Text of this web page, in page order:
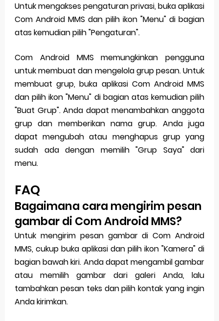
Untuk mengakses pengaturan privasi, buka aplikasi
Com Android MMS dan pilih ikon "Menu" di bagian
atas kemudian pilih "Pengaturan".
Com Android MMS memungkinkan pengguna
untuk membuat dan mengelola grup pesan. Untuk
membuat grup, buka aplikasi Com Android MMS
dan pilih ikon "Menu" di bagian atas kemudian pilih
"Buat Grup". Anda dapat menambahkan anggota
grup dan memberikan nama grup. Anda juga
dapat mengubah atau menghapus grup yang
sudah ada dengan memilih "Grup Saya" dari
menu.
FAQ
Bagaimana cara mengirim pesan
gambar di Com Android MMS?
Untuk mengirim pesan gambar di Com Android
MMS, cukup buka aplikasi dan pilih ikon "Kamera" di
bagian bawah kiri. Anda dapat mengambil gambar
atau memilih gambar dari galeri Anda, lalu
tambahkan pesan teks dan pilih kontak yang ingin
Anda kirimkan.